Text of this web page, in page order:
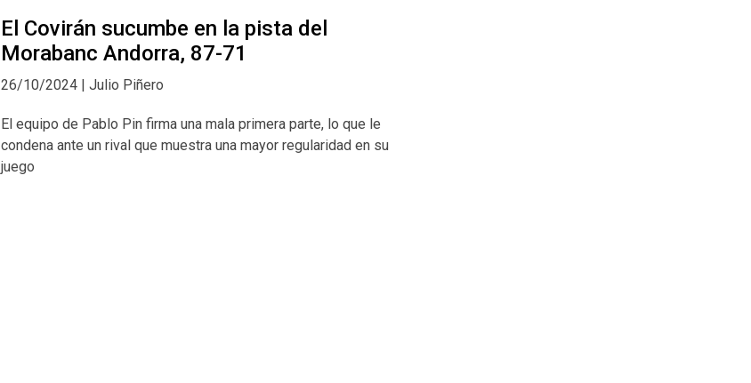
El Covirán sucumbe en la pista del
Morabanc Andorra, 87-71
26/10/2024 | Julio Piñero
El equipo de Pablo Pin firma una mala primera parte, lo que le
condena ante un rival que muestra una mayor regularidad en su
juego